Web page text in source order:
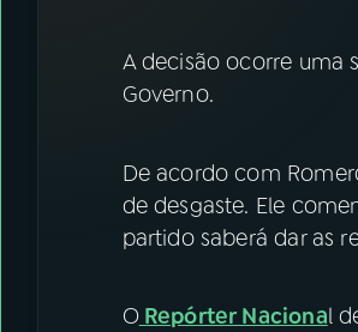
YouTubeA decisão ocorre uma
Governo.
De acordo com
de desgaste. Ele
partido saberá dar as
ORepórter Nacional